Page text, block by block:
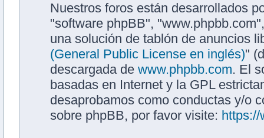
Nuestros foros están desarrollados
"software phpBB",
una solución de tablón de anuncios
(General Public License en inglés)"
descargada de www.phpbb.com. El
basadas en Internet y la GPL
desaprobamos como conductas y/o
sobre phpBB, por favor visite: https://